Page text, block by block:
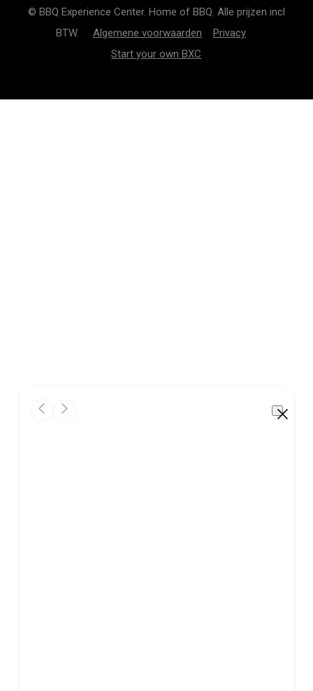
© BBQ Experience Center. Home of BBQ. Alle prijzen incl
BTW. Algemene voorwaarden
Privacy
Start your own BXC